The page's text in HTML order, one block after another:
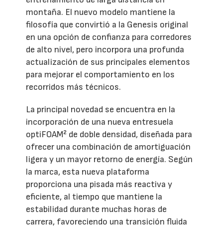
montaña. El nuevo modelo mantiene la
filosofía que convirtió a la Genesis original
en una opción de confianza para corredores
de alto nivel, pero incorpora una profunda
actualización de sus principales elementos
para mejorar el comportamiento en los
recorridos más técnicos.
La principal novedad se encuentra en la
incorporación de una nueva entresuela
optiFOAM² de doble densidad, diseñada para
ofrecer una combinación de amortiguación
ligera y un mayor retorno de energía. Según
la marca, esta nueva plataforma
proporciona una pisada más reactiva y
eficiente, al tiempo que mantiene la
estabilidad durante muchas horas de
carrera, favoreciendo una transición fluida